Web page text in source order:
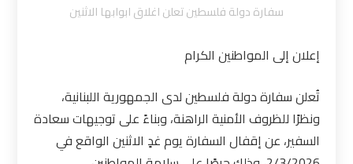
سفارة دولة فلسطين تعلن اغلاق ابوابها الاثنين
إعلان إلى المواطنين الكرام
تُعلن سفارة دولة فلسطين لدى الجمهورية اللبنانية،
ونظرًا للظروف الأمنية الراهنة، وبناءً على توجيهات سعادة
السفير، عن إقفال السفارة يوم غدٍ الاثنين الواقع في